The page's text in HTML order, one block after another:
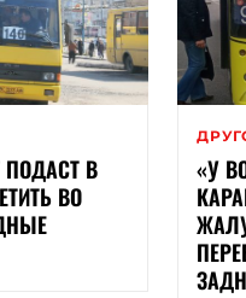
ПОДАСТ В
ВО
«У